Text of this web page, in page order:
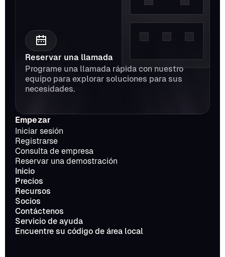
Reservar una llamada
Programe una llamada rápida con nuestro
equipo para explorar soluciones para sus
necesidades.
Empezar
Iniciar sesión
Registrarse
Consulta de empresa
Reservar una demostración
Inicio
Precios
Recursos
Socios
Contáctenos
Servicio de ayuda
Encuentre su código de área local